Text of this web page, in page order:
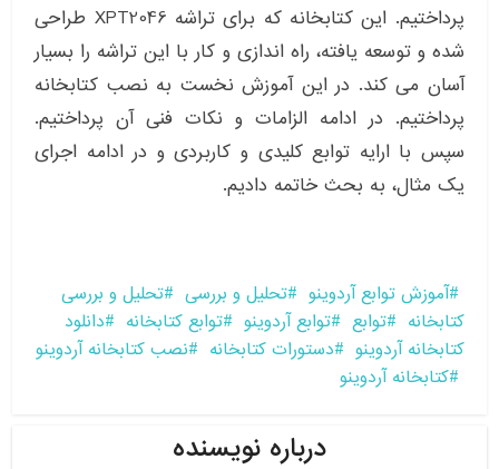
پرداختیم. این کتابخانه که برای تراشه XPT2046 طراحی
شده و توسعه یافته، راه اندازی و کار با این تراشه را بسیار
آسان می کند. در این آموزش نخست به نصب کتابخانه
پرداختیم. در ادامه الزامات و نکات فنی آن پرداختیم.
سپس با ارایه توابع کلیدی و کاربردی و در ادامه اجرای
یک مثال، به بحث خاتمه دادیم.
آموزش توابع آردوینو تحلیل و بررسی
تحلیل و بررسی
کتابخانه
توابع توابع آردوینو توابع کتابخانه
دانلود
کتابخانه آردوینو
دستورات کتابخانه
نصب کتابخانه آردوینو
کتابخانه آردوینو
درباره نویسنده